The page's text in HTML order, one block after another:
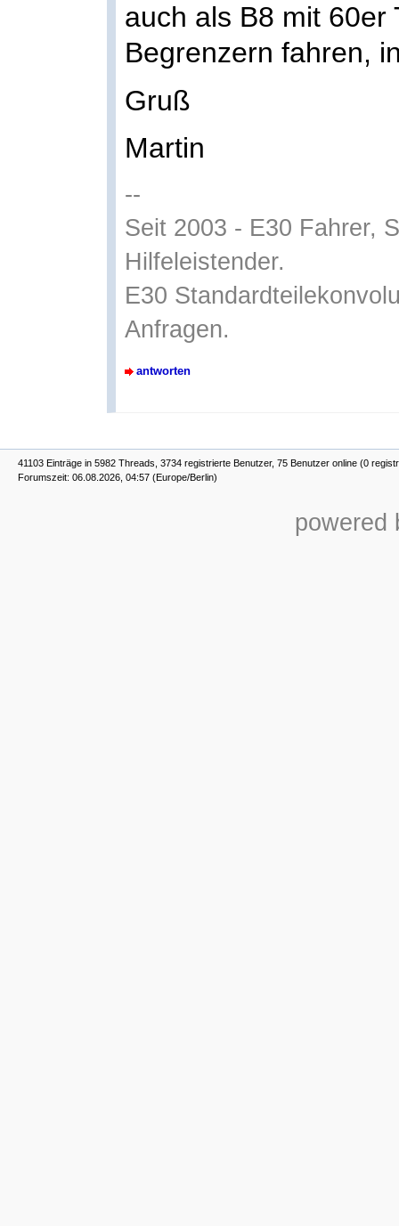
auch als B8 mit 60er
Begrenzern fahren,
Gruß
Martin
--
Seit 2003 - E30 Fahrer,
Hilfeleistender.
E30
Anfragen.
antworten
41103 Einträge in 5982 Threads, 3734 registrierte Benutzer, 75 Benutzer online (0
Forumszeit: 06.08.2026, 04:57 (Europe/Berlin)
powered